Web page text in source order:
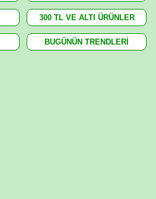
300 TL VE ALTI ÜRÜNLER
BUGÜNÜN TRENDLERİ